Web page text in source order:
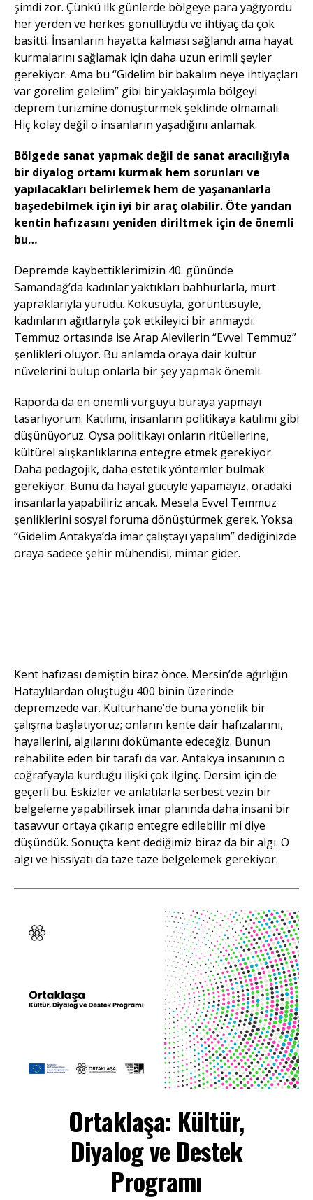
şimdi zor. Çünkü ilk günlerde bölgeye para yağıyordu
her yerden ve herkes gönüllüydü ve ihtiyaç da çok
basitti. İnsanların hayatta kalması sağlandı ama hayat
kurmalarını sağlamak için daha uzun erimli şeyler
gerekiyor. Ama bu “Gidelim bir bakalım neye ihtiyaçları
var görelim gelelim” gibi bir yaklaşımla bölgeyi
deprem turizmine dönüştürmek şeklinde olmamalı.
Hiç kolay değil o insanların yaşadığını anlamak.
Bölgede sanat yapmak değil de sanat aracılığıyla
bir diyalog ortamı kurmak hem sorunları ve
yapılacakları belirlemek hem de yaşananlarla
başedebilmek için iyi bir araç olabilir. Öte yandan
kentin hafızasını yeniden diriltmek için de önemli
bu…
Depremde kaybettiklerimizin 40. gününde
Samandağ’da kadınlar yaktıkları bahhurlarla, murt
yapraklarıyla yürüdü. Kokusuyla, görüntüsüyle,
kadınların ağıtlarıyla çok etkileyici bir anmaydı.
Temmuz ortasında ise Arap Alevilerin “Evvel Temmuz”
şenlikleri oluyor. Bu anlamda oraya dair kültür
nüvelerini bulup onlarla bir şey yapmak önemli.
Raporda da en önemli vurguyu buraya yapmayı
tasarlıyorum. Katılımı, insanların politikaya katılımı gibi
düşünüyoruz. Oysa politikayı onların ritüellerine,
kültürel alışkanlıklarına entegre etmek gerekiyor.
Daha pedagojik, daha estetik yöntemler bulmak
gerekiyor. Bunu da hayal gücüyle yapamayız, oradaki
insanlarla yapabiliriz ancak. Mesela Evvel Temmuz
şenliklerini sosyal foruma dönüştürmek gerek. Yoksa
“Gidelim Antakya’da imar çalıştayı yapalım” dediğinizde
oraya sadece şehir mühendisi, mimar gider.
Kent hafızası demiştin biraz önce. Mersin’de ağırlığın
Hataylılardan oluştuğu 400 binin üzerinde
depremzede var. Kültürhane’de buna yönelik bir
çalışma başlatıyoruz; onların kente dair hafızalarını,
hayallerini, algılarını dökümante edeceğiz. Bunun
rehabilite eden bir tarafı da var. Antakya insanının o
coğrafyayla kurduğu ilişki çok ilginç. Dersim için de
geçerli bu. Eskizler ve anlatılarla serbest vezin bir
belgeleme yapabilirsek imar planında daha insani bir
tasavvur ortaya çıkarıp entegre edilebilir mi diye
düşündük. Sonuçta kent dediğimiz biraz da bir algı. O
algı ve hissiyatı da taze taze belgelemek gerekiyor.
Ortaklaşa: Kültür,
Diyalog ve Destek
Programı